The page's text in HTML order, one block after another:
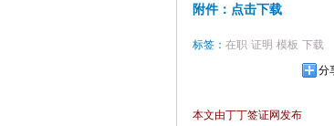
附件：点击下载
标签： 在职 证明 模板 下载
分
本文由丁丁签证网发布